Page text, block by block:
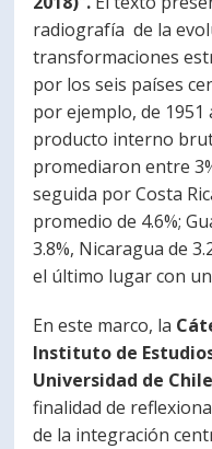
radiografía de la
transformaciones
por los seis países
por ejemplo, de 1951
producto interno
promediaron entre
seguida por Costa
promedio de 4.6%;
3.8%, Nicaragua de
el último lugar con un
En este marco, la
Instituto de
Universidad de Chile
finalidad de
de la integración